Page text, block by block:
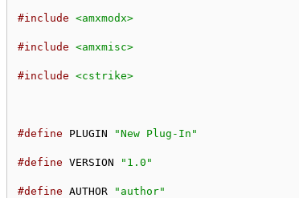
#include <amxmodx>
#include <amxmisc>
#include <cstrike>
#define PLUGIN "New Plug-In"
#define VERSION "1.0"
#define AUTHOR "author"